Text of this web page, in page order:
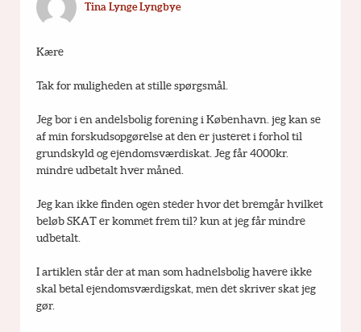
Tina Lynge Lyngbye
Kære
Tak for muligheden at stille spørgsmål.
Jeg bor i en andelsbolig forening i København. jeg kan se
af min forskudsopgørelse at den er justeret i forhol til
grundskyld og ejendomsværdiskat. Jeg får 4000kr.
mindre udbetalt hver måned.
Jeg kan ikke finden ogen steder hvor det bremgår hvilket
beløb SKAT er kommet frem til? kun at jeg får mindre
udbetalt.
I artiklen står der at man som hadnelsbolig havere ikke
skal betal ejendomsværdigskat, men det skriver skat jeg
gør.